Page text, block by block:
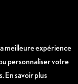
meilleure expérience
personnaliser votre
En savoir plus